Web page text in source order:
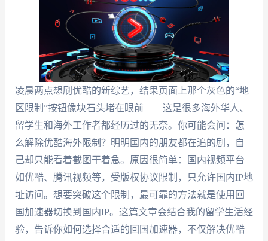
凌晨两点想刷优酷的新综艺，结果页面上那个灰色的“地
区限制”按钮像块石头堵在眼前——这是很多海外华人、
留学生和海外工作者都经历过的无奈。你可能会问：怎
么解除优酷海外限制？明明国内的朋友都在追的剧，自
己却只能看着截图干着急。原因很简单：国内视频平台
如优酷、腾讯视频等，受版权协议限制，只允许国内IP地
址访问。想要突破这个限制，最可靠的方法就是使用回
国加速器切换到国内IP。这篇文章会结合我的留学生活经
验，告诉你如何选择合适的回国加速器，不仅解决优酷